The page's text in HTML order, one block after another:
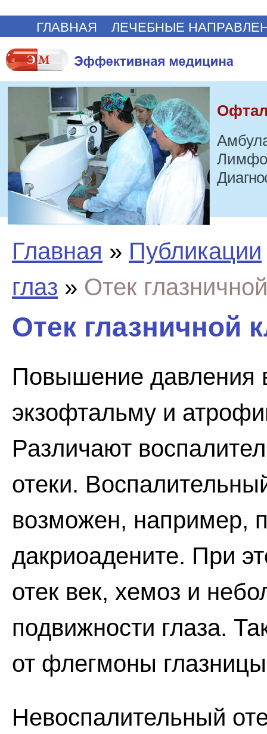
ГЛАВНАЯ ЛЕЧЕБНЫЕ
Главная » Публикации
глаз » Отек
Отек глазничной
Повышение давления
экзофтальму и
Различают
отеки.
возможен, например,
дакриоадените. При
отек век, хемоз и
подвижности глаза.
от флегмоны
Невоспалительный